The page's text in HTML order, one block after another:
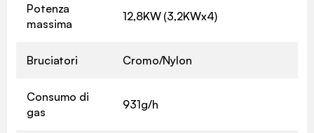
Potenza
massima
12,8KW (3,2KWx4)
Bruciatori Cromo/Nylon
Consumo di
gas
931g/h